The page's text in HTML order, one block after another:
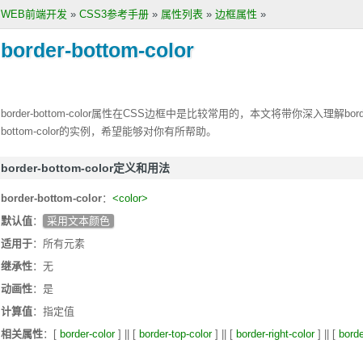
WEB前端开发 » CSS3参考手册 » 属性列表 » 边框属性 »
border-bottom-color
border-bottom-color属性在CSS边框中是比较常用的，本文将带你深入理解
bottom-color的实例，希望能够对你有所帮助。
border-bottom-color定义和用法
border-bottom-color： <color>
默认值：
采用文本颜色
适用于：所有元素
继承性：无
动画性：是
计算值：指定值
相关属性：[ border-color] || [ border-top-color] || [ border-right-color] || [